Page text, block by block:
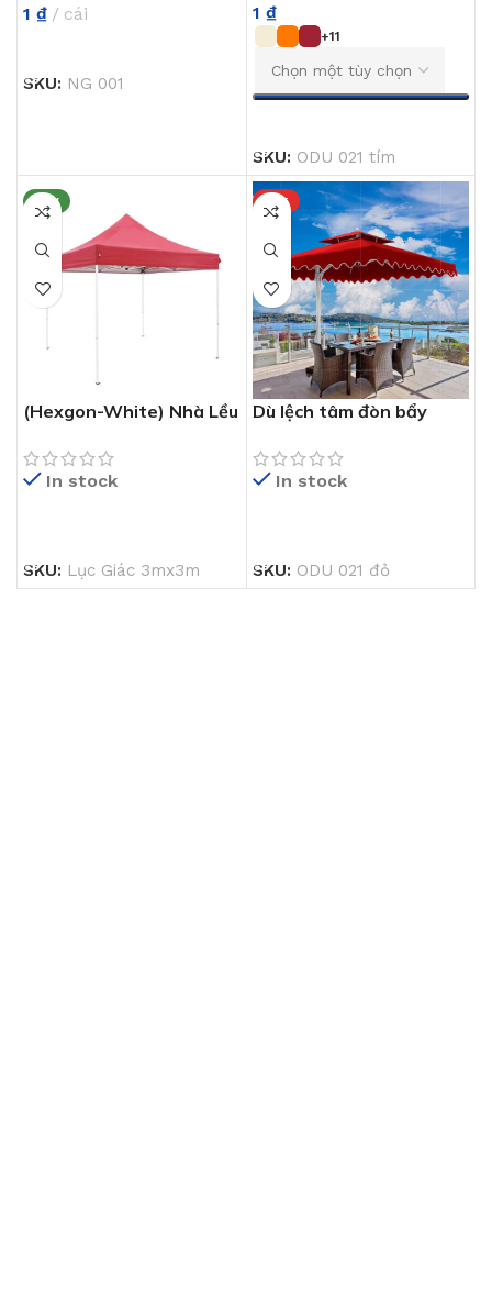
1 ₫ cái
SKU: NG 001
1 ₫
+11
SKU: ODU 021 tím
NEW
(Hexgon-White) Nhà Lều
3mx3m
In stock
SKU: Lục Giác 3mx3m
HOT
Dù lệch tâm đòn bẩy
In stock
SKU: ODU 021 đỏ